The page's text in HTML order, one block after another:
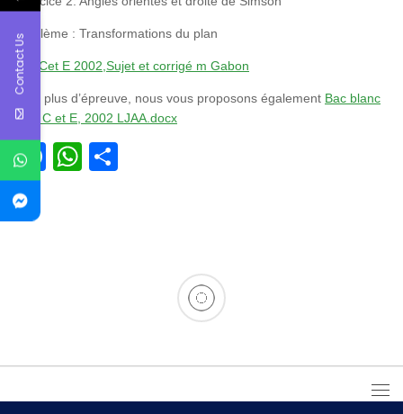
Problème : Transformations du plan
Bac Cet E 2002,Sujet et corrigé m Gabon
Pour plus d’épreuve, nous vous proposons également Bac blanc
N°1, C et E, 2002 LJAA.docx
Facebook
WhatsApp
Contact Us